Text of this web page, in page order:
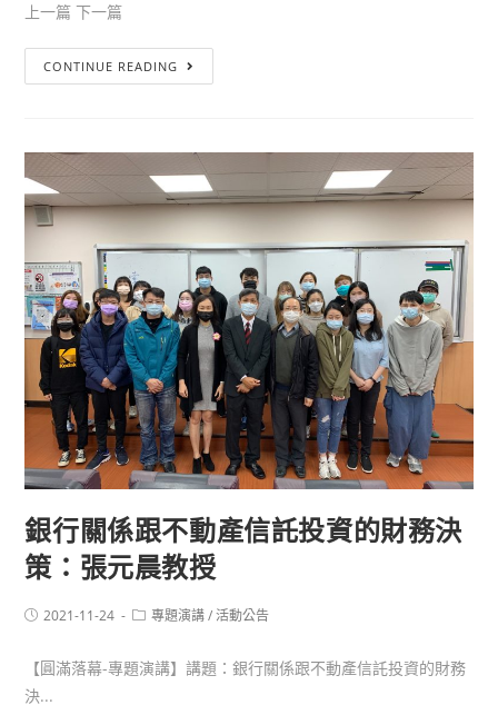
上一篇 下一篇
CONTINUE READING
銀行關係跟不動產信託投資的財務決
策：張元晨教授
2021-11-24 專題演講 / 活動公告
【圓滿落幕-專題演講】講題：銀行關係跟不動產信託投資的財務
決...